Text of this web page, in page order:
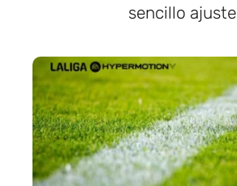
sencillo ajuste